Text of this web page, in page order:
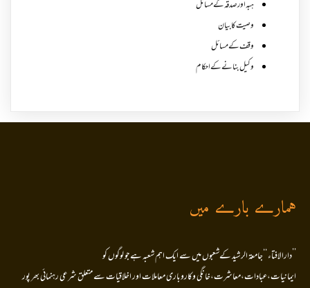
ہبہ اور صدقہ کے مسائل
وصیت کا بیان
وقف کے مسائل
وکیل بنانے کے احکام
ہمارے بارے میں
’’دارالافتاء ‘‘جامعۃ الرشید کےشعبوں میں سے ایک اہم شعبہ ہے جو لوگوں کو
ایمانیات،عبادات،معاشرت،خانگی وکاروباری معاملات اور اخلاقیات سے متعلق شرعی رہنمائی بھر پور